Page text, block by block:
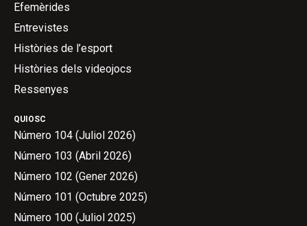
QUIOSC
Número 104 (Juliol 2026)
Número 103 (Abril 2026)
Número 102 (Gener 2026)
Número 101 (Octubre 2025)
Número 100 (Juliol 2025)
Efemèrides
Entrevistes
Històries de l’esport
Històries dels videojocs
Ressenyes